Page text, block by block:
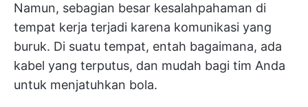
Namun, sebagian besar kesalahpahaman di
tempat kerja terjadi karena komunikasi yang
buruk. Di suatu tempat, entah bagaimana, ada
kabel yang terputus, dan mudah bagi tim Anda
untuk menjatuhkan bola.